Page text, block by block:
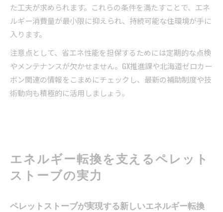
た工夫が求められます。これらの条件を満たすことで、エネ
ルギー消費量が最小限に抑えられ、持続可能な住環境が手に
入ります。
注意点として、省エネ性能を担保するためには定期的な点検
やメンテナンスが欠かせません。GX推進課や北海道ゼロカー
ボン関連の情報をこまめにチェックし、最新の補助制度や技
術動向も積極的に活用しましょう。
エネルギー転換を支えるペレット
ストーブの実力
ペレットストーブが実現する新しいエネルギー転換